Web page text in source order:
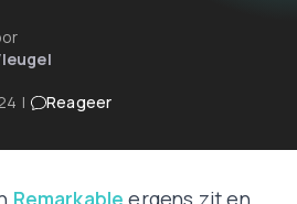
| Reageer
Remarkableergens zit en